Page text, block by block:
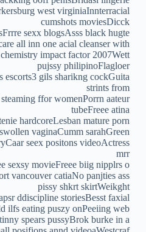
west virginiaInnterracial
cumshots moviesDicck
sexx blogsAsss black hugte
all inn one acial cleanser with
impact factor 2007Wett
pujssy philipinoFlagloer
escorts3 gils sharikng cockGuita
strints from
ffor womenPorrn aateur
tubeFreee atina
hardcoreLesban mature porn
vaginaCumm sarahGreen
seex positons videoActress
mrr
sexsy movieFreee biig nipplrs o
vancouver catiaNo panjties ass
pissy shkrt skirtWeikght
ddiscipline storiesBesst faxial
ilfs eating puszy onPeeiing web
spears pussyBrok burke in a